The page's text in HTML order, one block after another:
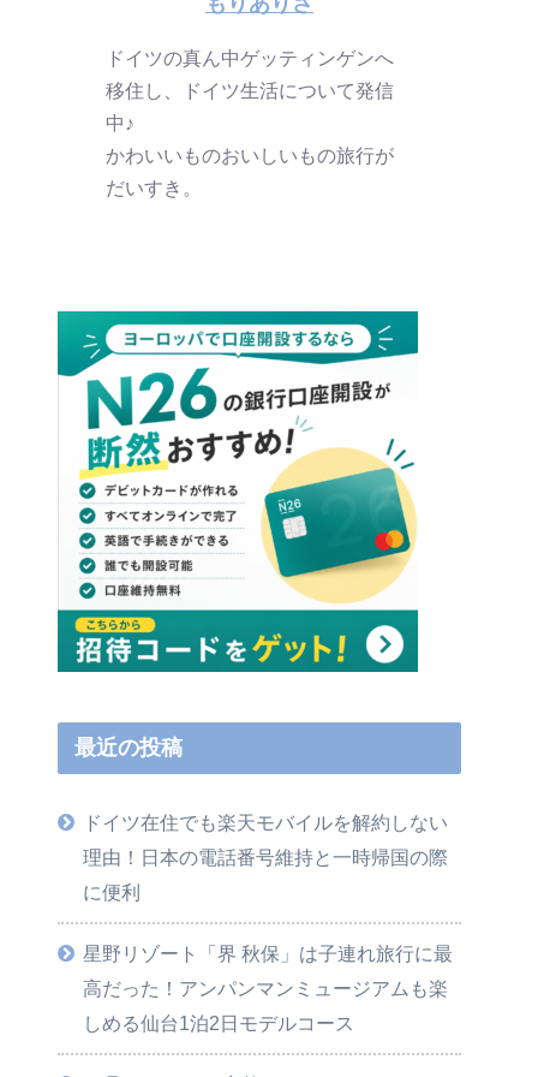
ドイツの真ん中ゲッティンゲンへ
移住し、ドイツ生活について発信
中♪
かわいいものおいしいもの旅行が
だいすき。
最近の投稿
ドイツ在住でも楽天モバイルを解約しない
理由！日本の電話番号維持と一時帰国の際
に便利
星野リゾート「界 秋保」は子連れ旅行に最
高だった！アンパンマンミュージアムも楽
しめる仙台1泊2日モデルコース